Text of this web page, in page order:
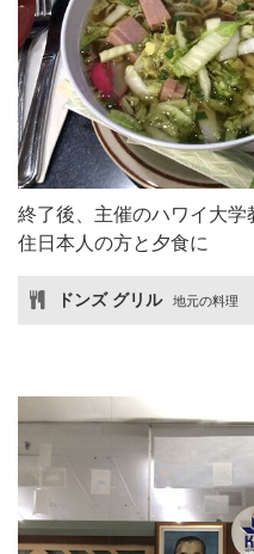
終了後、主催のハワイ大
住日本人の方と夕食に
ドンズ グリル 地元の料理